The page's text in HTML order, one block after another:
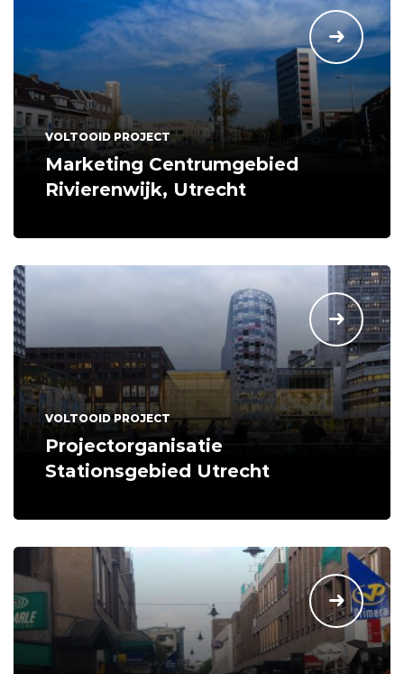
VOLTOOID PROJECT
Marketing Centrumgebied
Rivierenwijk, Utrecht
VOLTOOID PROJECT
Projectorganisatie
Stationsgebied Utrecht